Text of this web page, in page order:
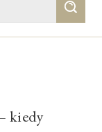
kiedy